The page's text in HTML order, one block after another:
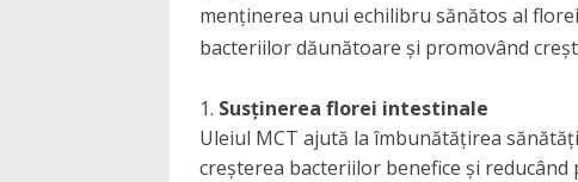
menținerea unui echilibru sănătos al
bacteriilor dăunătoare și promovând
Susținerea florei intestinale
Uleiul MCT ajută la îmbunătățirea
creșterea bacteriilor benefice și